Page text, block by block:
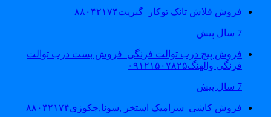
فروش فلاش تانک توکار_گبریت۸۸۰۴۲۱۷۴
فروش پیچ درب توالت فرنگی_فروش بست درب توالت
فرنگی والهنگ۰۹۱۲۱۵۰۷۸۲۵
فروش کاشی_سرامیک استخر ,سونا,جکوزی۸۸۰۴۲۱۷۴